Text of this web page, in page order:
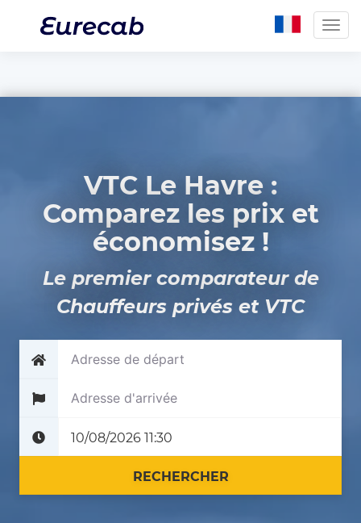
VTC Le Havre :
Comparez les prix et
économisez !
Le premier comparateur de
Chauffeurs privés et VTC
RECHERCHER